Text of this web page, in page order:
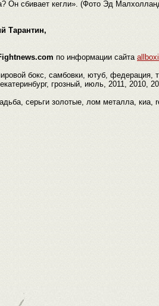
Он сбивает кегли». (Фото Эд
Тарантин,
по информации сайта
бокс, самбовки, ютуб, федерация,
грозный, июль, 2011, 2010,
серьги золотые, лом металла, киа,